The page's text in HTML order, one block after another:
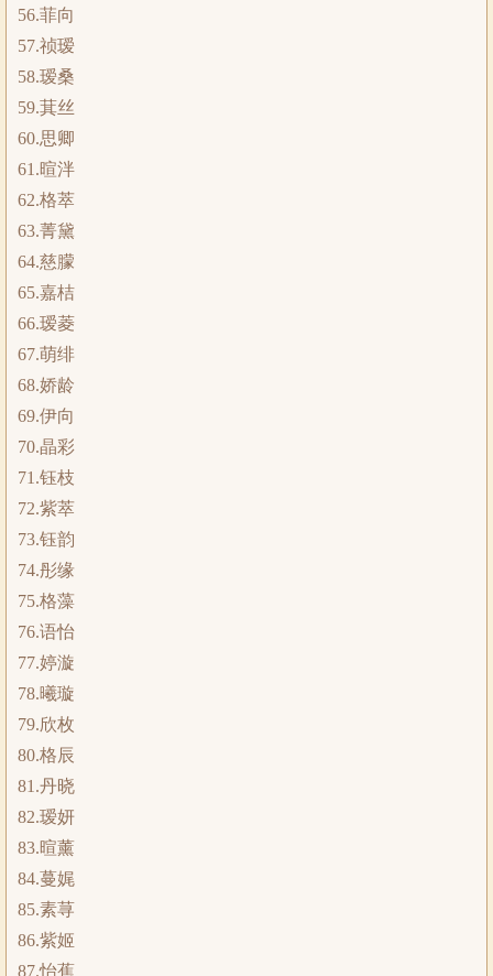
56.菲向
57.祯瑷
58.瑷桑
59.萁丝
60.思卿
61.暄泮
62.格萃
63.菁黛
64.慈朦
65.嘉桔
66.瑷菱
67.萌绯
68.娇龄
69.伊向
70.晶彩
71.钰枝
72.紫萃
73.钰韵
74.彤缘
75.格藻
76.语怡
77.婷漩
78.曦璇
79.欣枚
80.格辰
81.丹晓
82.瑷妍
83.暄薰
84.蔓娓
85.素荨
86.紫姬
87.怡蕉